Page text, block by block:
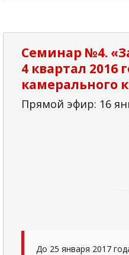
Семинар №4.
4 квартал
камерального
Прямой эфир: 16
До 25 января 2017